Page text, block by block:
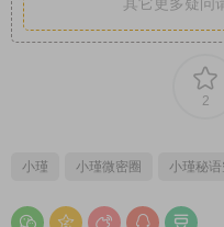
2
小瑾 小瑾微密圈 小瑾秘